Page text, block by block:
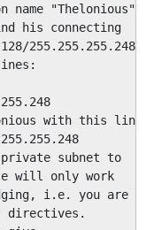
name "Thelonious"
his connecting
255.255.255.248.
with this line:
subnet to
will only work
i.e. you are
directives.